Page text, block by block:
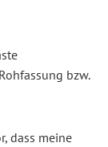
bzw.
dass meine